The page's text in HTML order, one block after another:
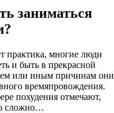
заниматься
практика, многие люди
и быть в прекрасной
или иным причинам они
времяпровождения.
похудения отмечают,
сложно…